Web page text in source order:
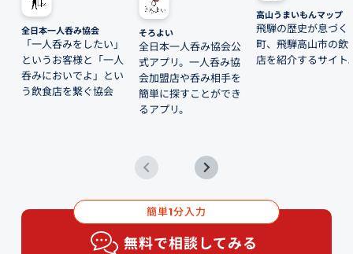
全日本一人呑み協会
「一人呑みをしたい」
というお客様と「一人
呑みにおいでよ」とい
う飲食店を繋ぐ協会
そろよい
全日本一人呑み協会公
式アプリ。一人呑み協
会加盟店や呑み相手を
簡単に探すことができ
るアプリ。
高山うまいもんマップ
飛騨の歴史が息づく
町、飛騨高山市の飲
店を紹介するサイト
簡単1分入力
無料で相談してみる